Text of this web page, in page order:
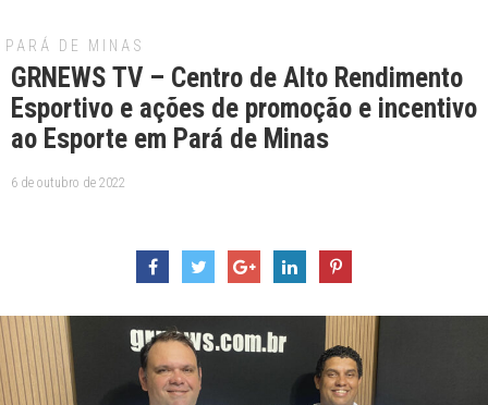
PARÁ DE MINAS
GRNEWS TV – Centro de Alto Rendimento
Esportivo e ações de promoção e incentivo
ao Esporte em Pará de Minas
6 de outubro de 2022